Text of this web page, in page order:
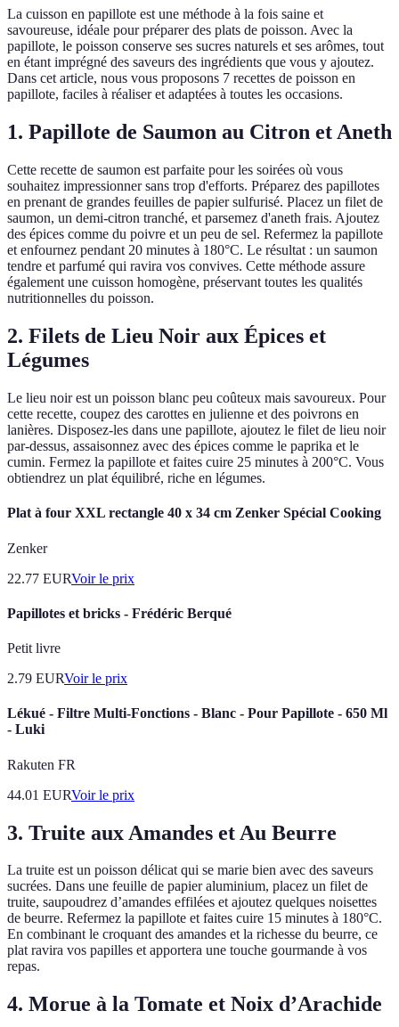
La cuisson en papillote est une méthode à la fois saine et
savoureuse, idéale pour préparer des plats de poisson. Avec la
papillote, le poisson conserve ses sucres naturels et ses arômes, tout
en étant imprégné des saveurs des ingrédients que vous y ajoutez.
Dans cet article, nous vous proposons 7 recettes de poisson en
papillote, faciles à réaliser et adaptées à toutes les occasions.
1. Papillote de Saumon au Citron et Aneth
Cette recette de saumon est parfaite pour les soirées où vous
souhaitez impressionner sans trop d'efforts. Préparez des papillotes
en prenant de grandes feuilles de papier sulfurisé. Placez un filet de
saumon, un demi-citron tranché, et parsemez d'aneth frais. Ajoutez
des épices comme du poivre et un peu de sel. Refermez la papillote
et enfournez pendant 20 minutes à 180°C. Le résultat : un saumon
tendre et parfumé qui ravira vos convives. Cette méthode assure
également une cuisson homogène, préservant toutes les qualités
nutritionnelles du poisson.
2. Filets de Lieu Noir aux Épices et
Légumes
Le lieu noir est un poisson blanc peu coûteux mais savoureux. Pour
cette recette, coupez des carottes en julienne et des poivrons en
lanières. Disposez-les dans une papillote, ajoutez le filet de lieu noir
par-dessus, assaisonnez avec des épices comme le paprika et le
cumin. Fermez la papillote et faites cuire 25 minutes à 200°C. Vous
obtiendrez un plat équilibré, riche en légumes.
Plat à four XXL rectangle 40 x 34 cm Zenker Spécial Cooking
Zenker
22.77 EURVoir le prix
Papillotes et bricks - Frédéric Berqué
Petit livre
2.79 EURVoir le prix
Lékué - Filtre Multi-Fonctions - Blanc - Pour Papillote - 650 Ml
- Luki
Rakuten FR
44.01 EURVoir le prix
3. Truite aux Amandes et Au Beurre
La truite est un poisson délicat qui se marie bien avec des saveurs
sucrées. Dans une feuille de papier aluminium, placez un filet de
truite, saupoudrez d’amandes effilées et ajoutez quelques noisettes
de beurre. Refermez la papillote et faites cuire 15 minutes à 180°C.
En combinant le croquant des amandes et la richesse du beurre, ce
plat ravira vos papilles et apportera une touche gourmande à vos
repas.
4. Morue à la Tomate et Noix d’Arachide